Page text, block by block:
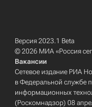
Версия 2023.1 Beta
© 2026 МИА «Россия
Вакансии
Сетевое издание РИА
в Федеральной службе
информационных
(Роскомнадзор) 08